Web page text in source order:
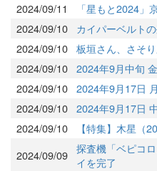
2024/09/11
「星もと2024」
2024/09/10
カイパーベルト
2024/09/10 板垣さん、さそ
2024/09/10 2024年9月中旬
2024/09/10 2024年9月17日
2024/09/10 2024年9月17日
2024/09/10
【特集】木星（
2024/09/09 探査機「ベピコ
イを完了